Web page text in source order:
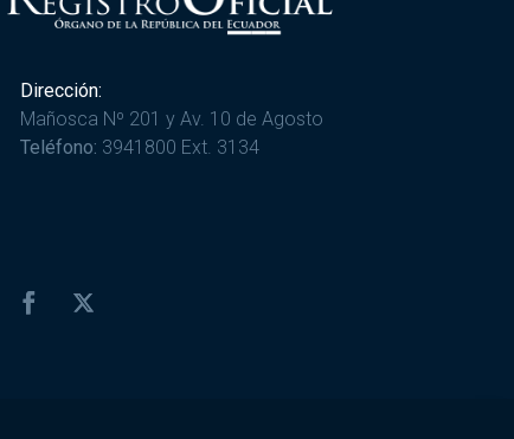
Dirección:
Mañosca Nº 201 y Av. 10 de Agosto
Teléfono: 3941800 Ext. 3134